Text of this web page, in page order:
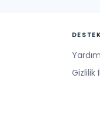
Yardım
Gizlilik